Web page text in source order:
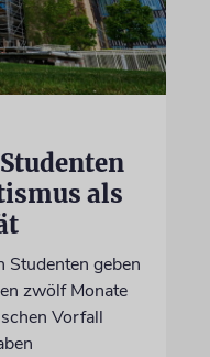
als
Studenten geben
zwölf Monate
Vorfall